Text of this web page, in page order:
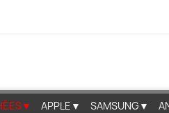
APPLE▼ SAMSUNG▼